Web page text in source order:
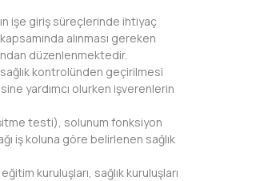
işe giriş süreçlerinde ihtiyaç
alınması gereken
düzenlenmektedir.
kontrolünden geçirilmesi
yardımcı olurken işverenlerin
testi), solunum fonksiyon
iş koluna göre belirlenen sağlık
kuruluşları, sağlık kuruluşları